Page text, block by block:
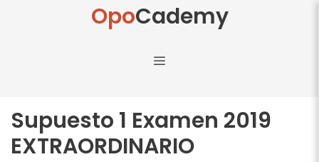
OpoCademy
Supuesto 1 Examen 2019
EXTRAORDINARIO